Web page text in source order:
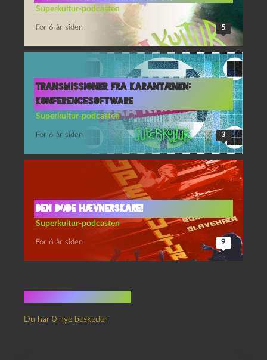
Superkultur-podcasten
For 6 år siden 5
Transmissioner fra Karantænen:
Konferencesoftware
Superkultur-podcasten
For 6 år siden 3
Den døde hævnerskare!
Superkultur-podcasten
For 6 år siden 9
Du har 0 nye beskeder